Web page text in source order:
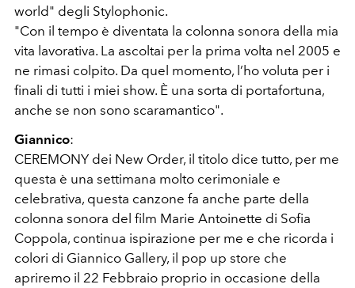
world" degli Stylophonic.
"Con il tempo è diventata la colonna sonora della mia
vita lavorativa. La ascoltai per la prima volta nel 2005 e
ne rimasi colpito. Da quel momento, l’ho voluta per i
finali di tutti i miei show. È una sorta di portafortuna,
anche se non sono scaramantico".
Giannico:
CEREMONY dei New Order, il titolo dice tutto, per me
questa è una settimana molto cerimoniale e
celebrativa, questa canzone fa anche parte della
colonna sonora del film Marie Antoinette di Sofia
Coppola, continua ispirazione per me e che ricorda i
colori di Giannico Gallery, il pop up store che
apriremo il 22 Febbraio proprio in occasione della